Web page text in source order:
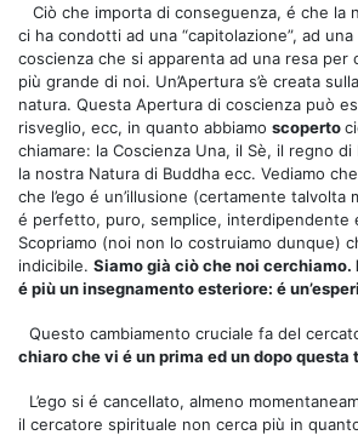
Ciò che importa di conseguenza, é che la
ci ha condotti ad una “capitolazione”, ad
coscienza che si apparenta ad una resa per
più grande di noi. Un’Apertura s’è creata
natura. Questa Apertura di coscienza può
risveglio, ecc, in quanto abbiamo scoperto
chiamare: la Coscienza Una, il Sè, il regno
la nostra Natura di Buddha ecc. Vediamo
che l’ego é un’illusione (certamente
é perfetto, puro, semplice, interdipendente
Scopriamo (noi non lo costruiamo dunque)
indicibile. Siamo già ciò che noi cerchiamo.
é più un insegnamento esteriore: é
Questo cambiamento cruciale fa del
chiaro che vi é un prima ed un dopo questa
L’ego si é cancellato, almeno
il cercatore spirituale non cerca più in